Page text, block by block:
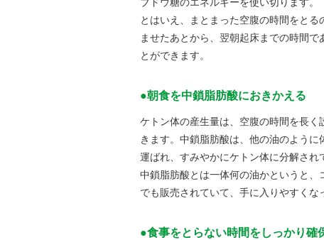
とはいえ、まとまった空腹の時間をと
ませたあとから、翌朝起床までの時間
とができます。
●朝食を中鎖脂肪酸におきかえる
ケトン体の産生量は、空腹の時間を長
きます。中鎖脂肪酸は、他の油のよう
運ばれ、すみやかにケトン体に分解され
中鎖脂肪酸とは一体何の油かというと
でも販売されていて、手に入りやすくな
●食事をとらない時間をしっかり確